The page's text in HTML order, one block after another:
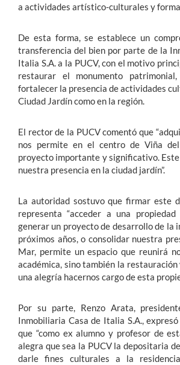
a actividades artístico-culturales y
De esta forma, se establece un
transferencia del bien por parte de la
Italia S.A. a la PUCV, con el motivo
restaurar el monumento
fortalecer la presencia de actividades
Ciudad Jardín como en la región.
El rector de la PUCV comentó que
nos permite en el centro de Viña
proyecto importante y significativo.
nuestra presencia en la ciudad jardín”.
La autoridad sostuvo que firmar este
representa “acceder a una
generar un proyecto de desarrollo de la
próximos años, o consolidar nuestra
Mar, permite un espacio que reunirá
académica, sino también la restauración
una alegría hacernos cargo de esta
Por su parte, Renzo Arata,
Inmobiliaria Casa de Italia S.A.,
que “como ex alumno y profesor de
alegra que sea la PUCV la depositaria
darle fines culturales a la